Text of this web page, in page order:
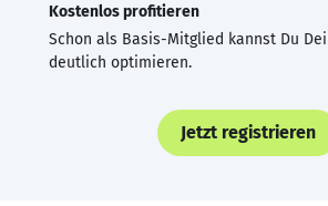
Kostenlos profitieren
Schon als Basis-Mitglied kannst Du
deutlich optimieren.
Jetzt registrieren